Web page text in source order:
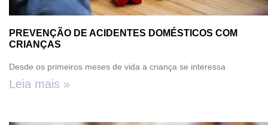
PREVENÇÃO DE ACIDENTES DOMÉSTICOS COM
CRIANÇAS
Desde os primeiros meses de vida a criança se interessa
Leia mais »